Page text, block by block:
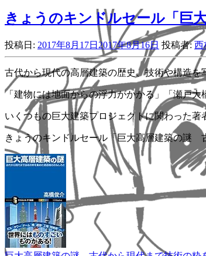
きょうのキンドルセール「巨
投稿日: 2017年8月17日 2017年8月16日 投稿者:西
古代から現代の高層建築の歴史、技術や構造を
「建物には地面からの浮力がかかる」「瀬戸
いくつもの巨大建築プロジェクトに関わった
きょうのキンドルセール「巨大高層建築の謎